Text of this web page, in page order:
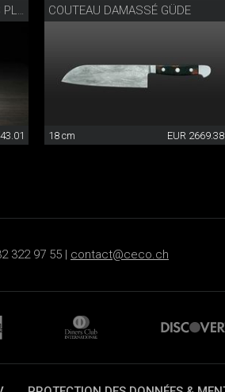
COUTEAU DE POCHE DAMAS PLEIN COUTEAU DAMASSÉ GÜDE
18 cm EUR 2669.38
322 97 55 | contact@ceco.ch